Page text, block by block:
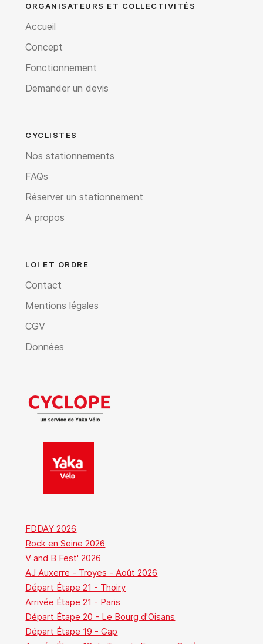
CYCLISTES
Nos stationnements
FAQs
Réserver un stationnement
A propos
LOI ET ORDRE
Contact
Mentions légales
CGV
Données
ORGANISATEURS ET COLLECTIVITÉS
Accueil
Concept
Fonctionnement
Demander un devis
FDDAY 2026
Rock en Seine 2026
V and B Fest' 2026
AJ Auxerre - Troyes - Août 2026
Départ Étape 21 - Thoiry
Arrivée Étape 21 - Paris
Départ Étape 20 - Le Bourg d'Oisans
Départ Étape 19 - Gap